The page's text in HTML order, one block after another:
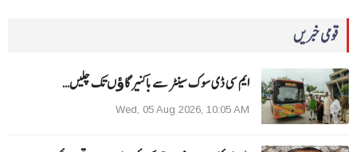
قومی خبریں
ایم سی ڈی سوک سینٹر سے باکنیر گاﺅں تک چلیں…
Wed, 05 Aug 2026, 10:05 AM